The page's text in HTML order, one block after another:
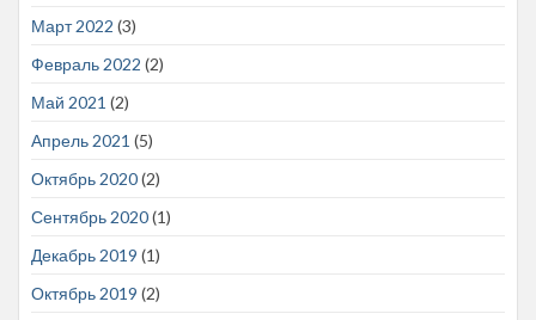
Март 2022 (3)
Февраль 2022 (2)
Май 2021 (2)
Апрель 2021 (5)
Октябрь 2020(2)
Сентябрь 2020(1)
Декабрь 2019 (1)
Октябрь 2019 (2)